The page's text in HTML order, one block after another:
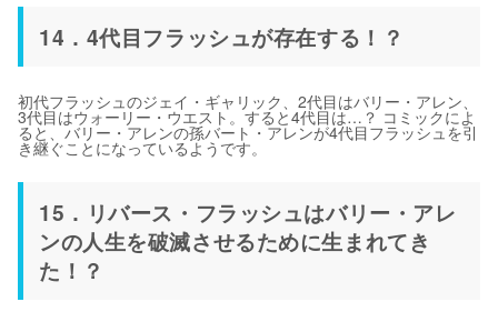
14．4代目フラッシュが存在する！？
初代フラッシュのジェイ・ギャリック、2代目はバリー・アレン、
3代目はウォーリー・ウエスト。すると4代目は…？ コミックによ
ると、バリー・アレンの孫バート・アレンが4代目フラッシュを引
き継ぐことになっているようです。
15．リバース・フラッシュはバリー・アレ
ンの人生を破滅させるために生まれてき
た！？